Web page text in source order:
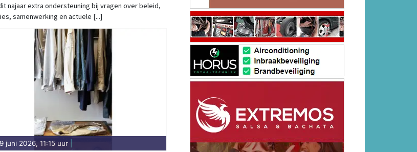
najaar extra ondersteuning bij vragen over beleid,
samenwerking en actuele [...]
juni 2026, 11:15 uur|